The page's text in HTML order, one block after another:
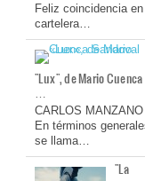
Feliz coincidencia en
cartelera…
"Lux", de Mario Cuenca
…
CARLOS MANZANO
En términos
se llama…
"La